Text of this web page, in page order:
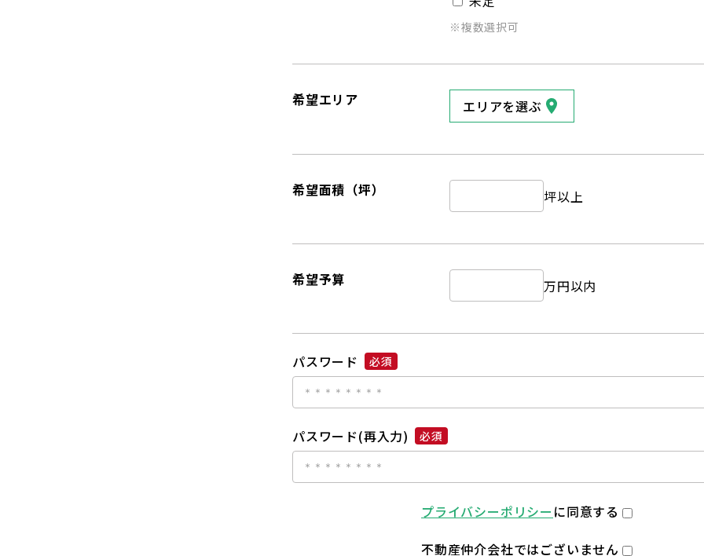
※複数選択可
希望エリア エリアを選ぶ
希望面積（坪） 坪以上
希望予算 万円以内
パスワード 必須
パスワード(再入力) 必須
プライバシーポリシー に同意する
不動産仲介会社ではございません